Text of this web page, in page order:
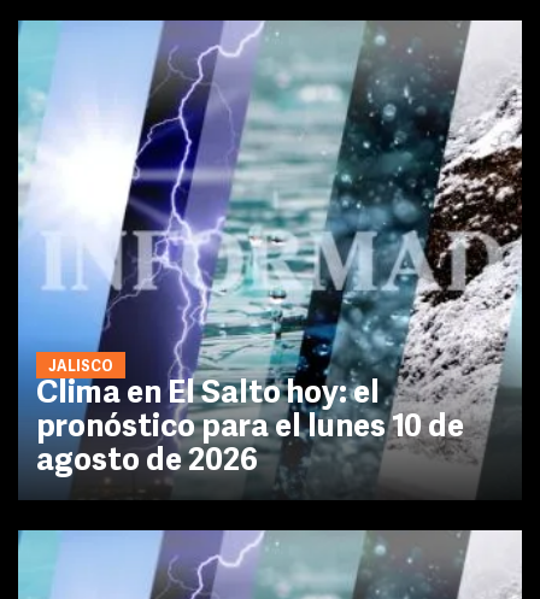
JALISCO
Clima en El Salto hoy: el
pronóstico para el lunes 10 de
agosto de 2026